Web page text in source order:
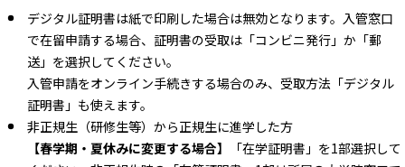
デジタル証明書は紙で印刷した場合は無効となります。入管窓口
で在留申請する場合、証明書の受取は「コンビニ発行」か「郵
送」を選択してください。
入管申請をオンライン手続きする場合のみ、受取方法「デジタル
証明書」も使えます。
非正規生（研修生等）から正規生に進学した方
【春学期・夏休みに変更する場合】
「在学証明書」を1部選択して